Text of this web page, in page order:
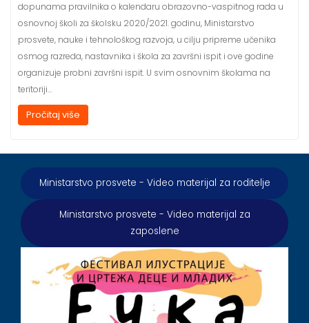
dopunama pravilnika o kalendaru obrazovno-vaspitnog rada u
osnovnoj školi za školsku 2020/2021. godinu, Ministarstvo
prosvete, nauke i tehnološkog razvoja, u cilju pripreme učenika
osmog razreda, nastavnika i škola za završni ispit i ove godine
organizuje probni završni ispit. U svim osnovnim školama na
teritoriji…
Pročitaj više
Ministarstvo prosvete - Video materijal za roditelje
Ministarstvo prosvete - Video materijal za
zaposlene